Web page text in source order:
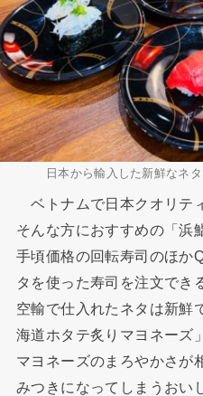
日本から輸入した新鮮なネ
ベトナムで日本クオリテ
そんな方におすすめの「浜
手頃価格の回転寿司のほか
タを使った寿司を注文でき
空輸で仕入れたネタは新鮮
海道ホタテ炙りマヨネーズ
マヨネーズのまろやかさが
みつきになってしまうおい